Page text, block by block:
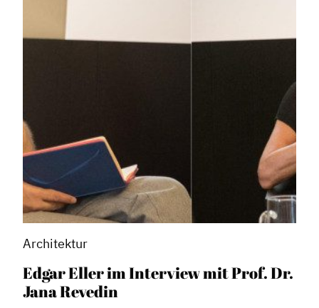
Architektur
Edgar Eller im Interview mit Prof. Dr.
Jana Revedin